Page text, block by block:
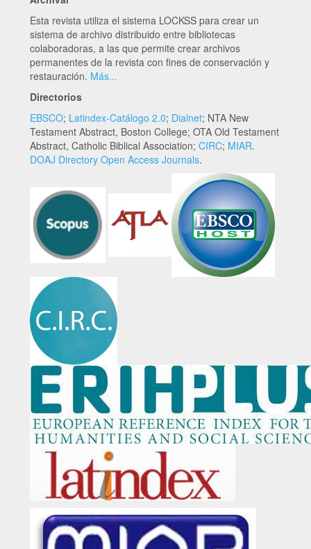
Esta revista utiliza el sistema LOCKSS para crear un
sistema de archivo distribuido entre bibliotecas
colaboradoras, a las que permite crear archivos
permanentes de la revista con fines de conservación y
restauración. Más...
Directorios
EBSCO; Latindex-Catálogo 2.0; Dialnet; NTA New
Testament Abstract, Boston College; OTA Old Testament
Abstract, Catholic Biblical Association; CIRC; MIAR.
DOAJ Directory Open Access Journals.